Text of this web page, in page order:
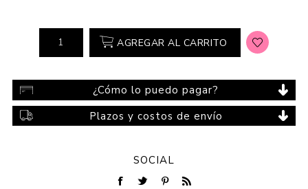
AGREGAR AL CARRITO
¿Cómo lo puedo pagar?
Plazos y costos de envío
SOCIAL